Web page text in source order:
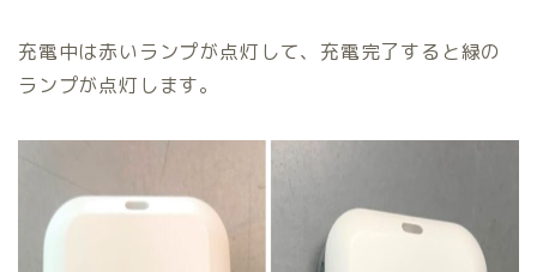
充電中は赤いランプが点灯して、充電完了すると緑の
ランプが点灯します。